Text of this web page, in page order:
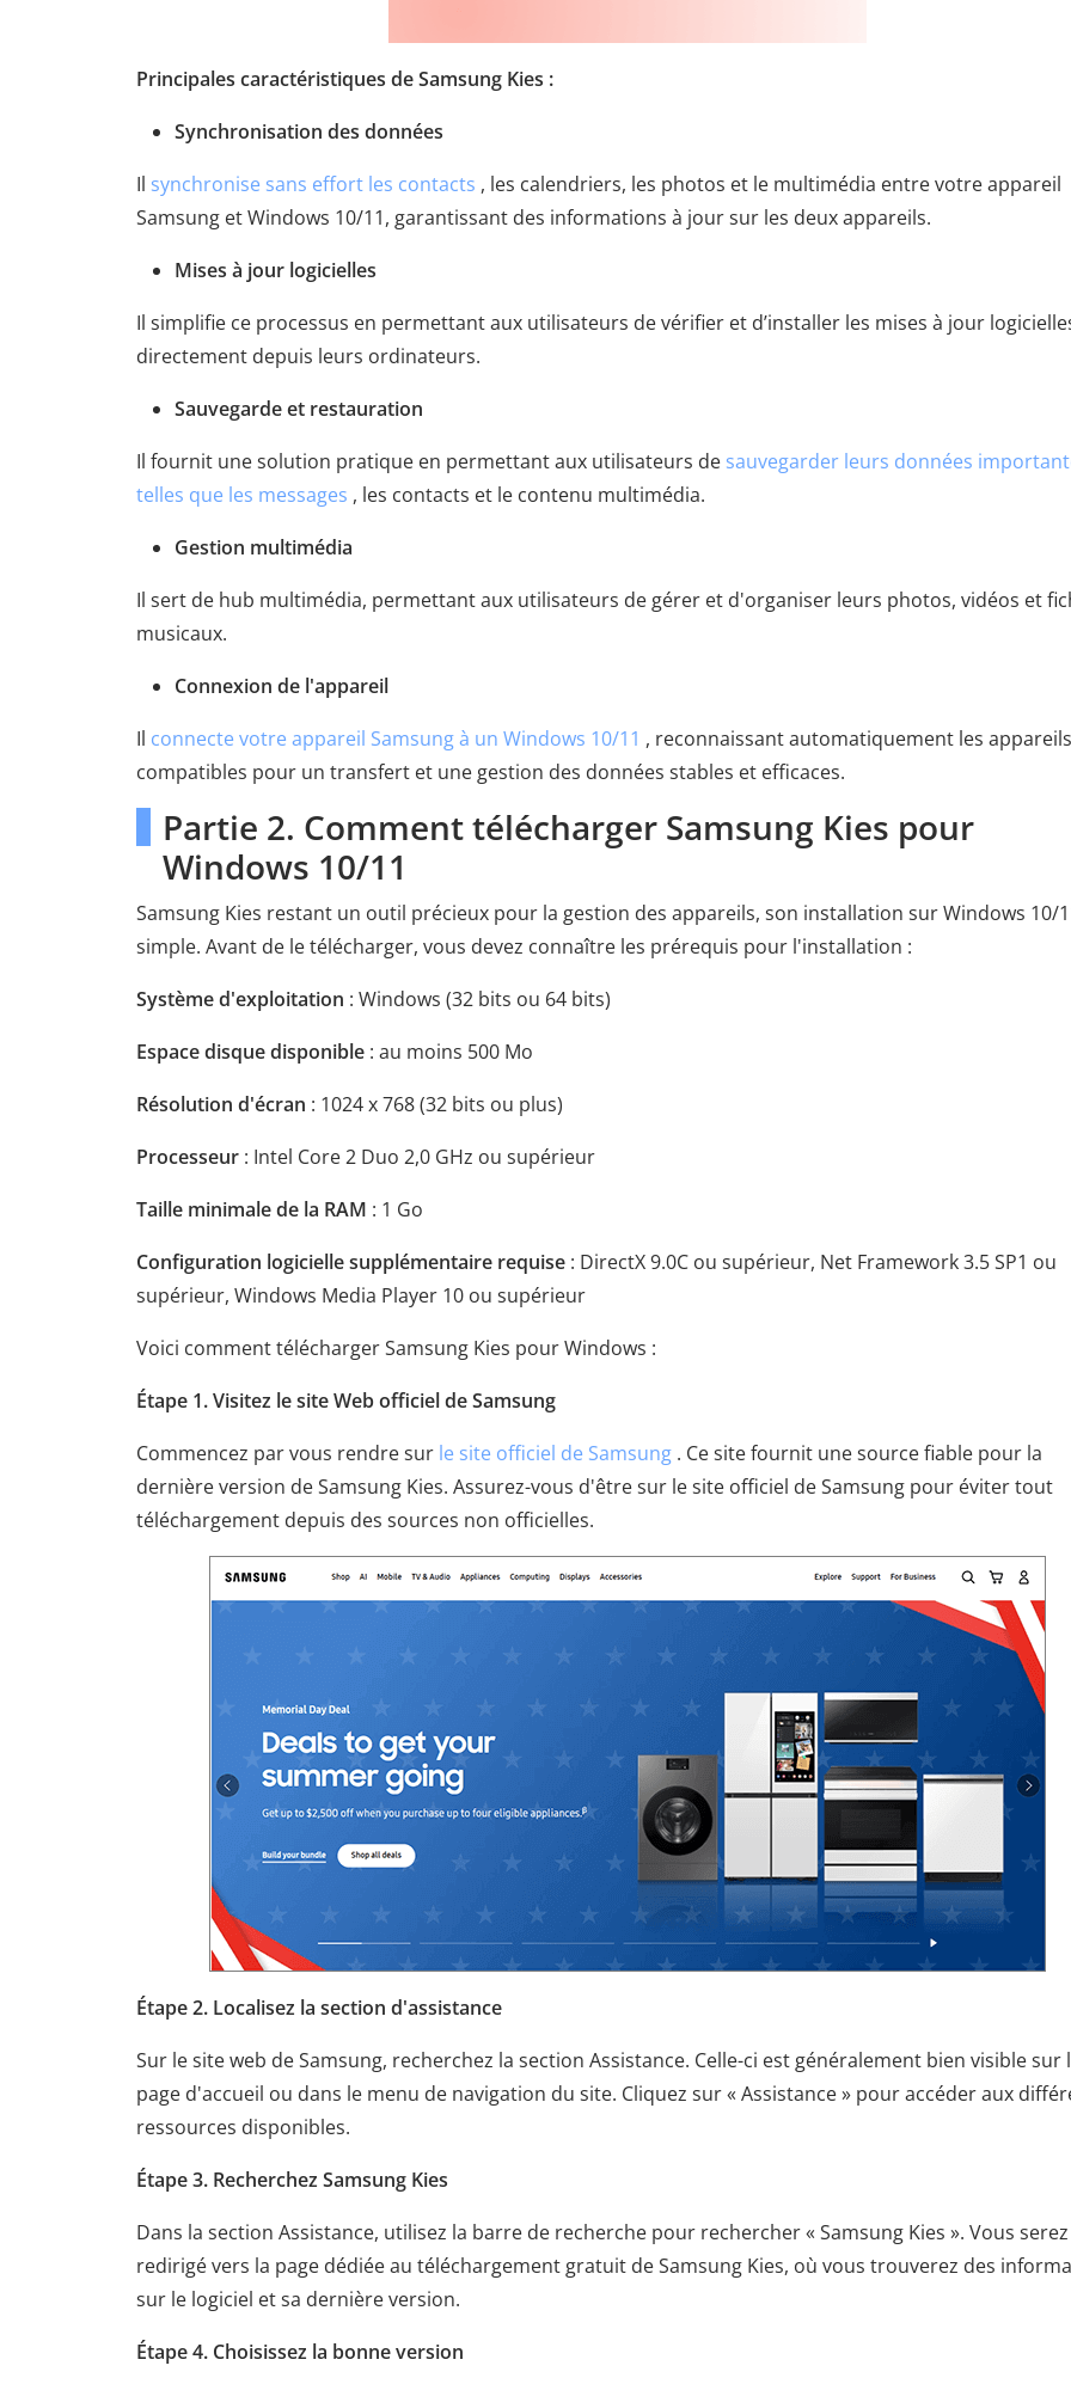
Principales caractéristiques de Samsung Kies :
Synchronisation des données
Il synchronise sans effort les contacts , les calendriers, les photos et le multimédia entre votre appareil
Samsung et Windows 10/11, garantissant des informations à jour sur les deux appareils.
Mises à jour logicielles
Il simplifie ce processus en permettant aux utilisateurs de vérifier et d’installer les mises à jour
directement depuis leurs ordinateurs.
Sauvegarde et restauration
Il fournit une solution pratique en permettant aux utilisateurs de sauvegarder leurs données
telles que les messages , les contacts et le contenu multimédia.
Gestion multimédia
Il sert de hub multimédia, permettant aux utilisateurs de gérer et d'organiser leurs photos, vidéos et
musicaux.
Connexion de l'appareil
Il connecte votre appareil Samsung à un Windows 10/11 , reconnaissant automatiquement les appareils
compatibles pour un transfert et une gestion des données stables et efficaces.
Partie 2. Comment télécharger Samsung Kies pour
Windows 10/11
Samsung Kies restant un outil précieux pour la gestion des appareils, son installation sur Windows 10/
simple. Avant de le télécharger, vous devez connaître les prérequis pour l'installation :
Système d'exploitation : Windows (32 bits ou 64 bits)
Espace disque disponible : au moins 500 Mo
Résolution d'écran : 1024 x 768 (32 bits ou plus)
Processeur : Intel Core 2 Duo 2,0 GHz ou supérieur
Taille minimale de la RAM : 1 Go
Configuration logicielle supplémentaire requise : DirectX 9.0C ou supérieur, Net Framework 3.5 SP1 ou
supérieur, Windows Media Player 10 ou supérieur
Voici comment télécharger Samsung Kies pour Windows :
Étape 1. Visitez le site Web officiel de Samsung
Commencez par vous rendre sur le site officiel de Samsung . Ce site fournit une source fiable pour la
dernière version de Samsung Kies. Assurez-vous d'être sur le site officiel de Samsung pour éviter tout
téléchargement depuis des sources non officielles.
Étape 2. Localisez la section d'assistance
Sur le site web de Samsung, recherchez la section Assistance. Celle-ci est généralement bien visible sur
page d'accueil ou dans le menu de navigation du site. Cliquez sur « Assistance » pour accéder aux
ressources disponibles.
Étape 3. Recherchez Samsung Kies
Dans la section Assistance, utilisez la barre de recherche pour rechercher « Samsung Kies ». Vous serez
redirigé vers la page dédiée au téléchargement gratuit de Samsung Kies, où vous trouverez des
sur le logiciel et sa dernière version.
Étape 4. Choisissez la bonne version